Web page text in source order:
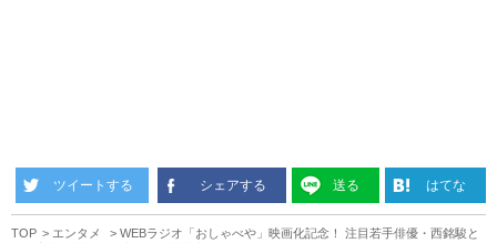
ツイートする シェアする 送る はてな
TOP エンタメ
WEBラジオ「おしゃべや」映画化記念！ 注目若手俳優・西銘駿と